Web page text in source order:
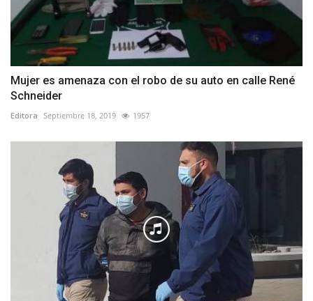
Mujer es amenaza con el robo de su auto en calle René
Schneider
Editora Septiembre 18, 2019 1957